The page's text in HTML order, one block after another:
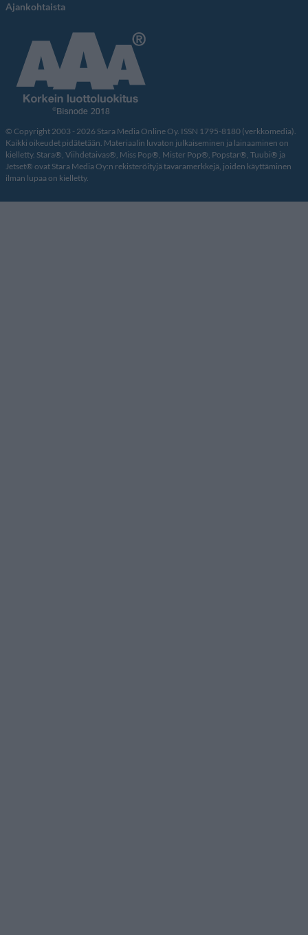
Ajankohtaista
© Copyright 2003 - 2026 Stara Media Online Oy. ISSN 1795-8180 (verkkomedia).
Kaikki oikeudet pidätetään. Materiaalin luvaton julkaiseminen ja lainaaminen on
kielletty. Stara®, Viihdetaivas®, Miss Pop®, Mister Pop®, Popstar®, Tuubi® ja
Jetset® ovat Stara Media Oy:n rekisteröityjä tavaramerkkejä, joiden käyttäminen
ilman lupaa on kielletty.